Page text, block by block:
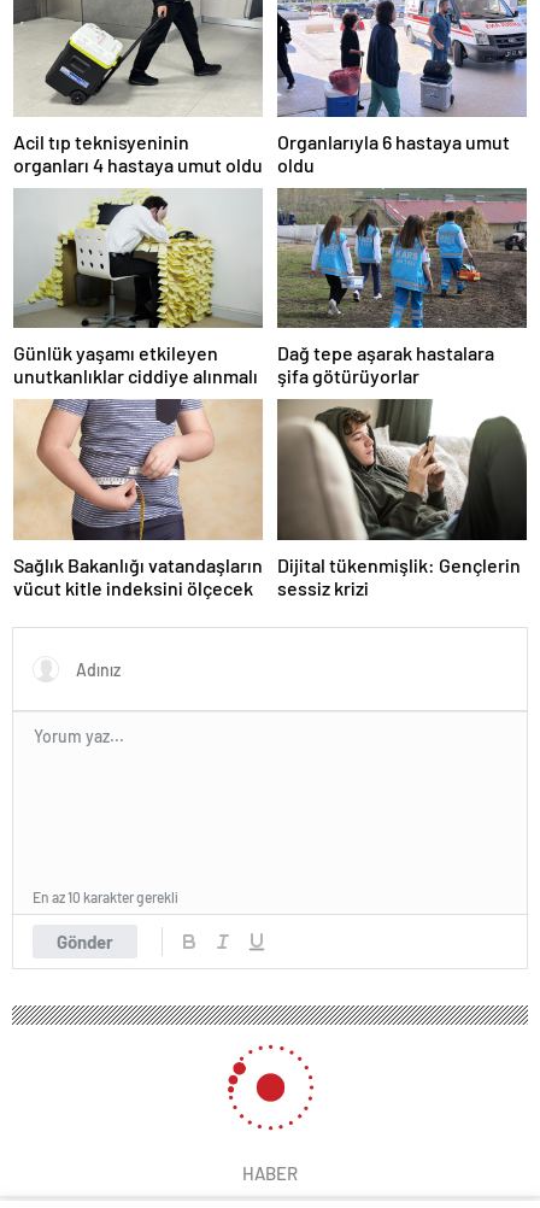
Acil tıp teknisyeninin
organları 4 hastaya umut oldu
Organlarıyla 6 hastaya umut
oldu
Günlük yaşamı etkileyen
unutkanlıklar ciddiye alınmalı
Dağ tepe aşarak hastalara
şifa götürüyorlar
Sağlık Bakanlığı vatandaşların
vücut kitle indeksini ölçecek
Dijital tükenmişlik: Gençlerin
sessiz krizi
Gönder
En az 10 karakter gerekli
HABER